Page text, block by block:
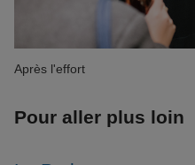
Après l'effort
Pour aller plus loin